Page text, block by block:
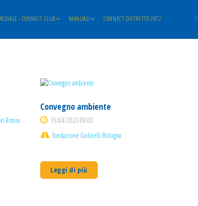
- CONNECT CLUB MANUALI CONNECT DISTRETTO 2072
Rimini
Convegno ambiente
15/04/2023 09:00
fondazione Golinelli Bologna
Leggi di più